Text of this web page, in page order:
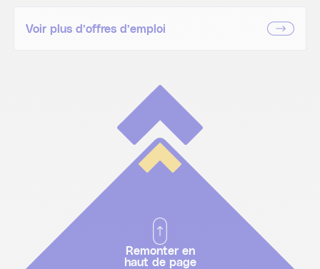
Voir plus d’offres d’emploi
Remonter en
haut de page